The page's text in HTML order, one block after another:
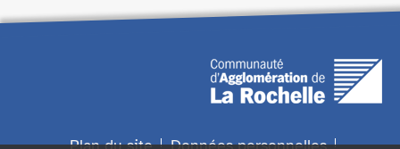
Plan du site Données personnelles